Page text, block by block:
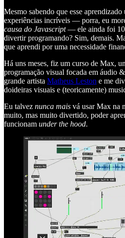
Mesmo sabendo que esse
experiências incríveis — porra, eu
causa do Javascript— ele ainda foi
divertir programando? Sim, demais.
que aprendi por uma necessidade
Há uns meses, fiz um curso de Max,
programação visual focada em áudio
grande artista Matheus Leston e me
doideiras visuais e (teoricamente)
Eu talvez nunca mais vá usar Max na
muito, mas muito divertido, poder
funcionam under the hood.